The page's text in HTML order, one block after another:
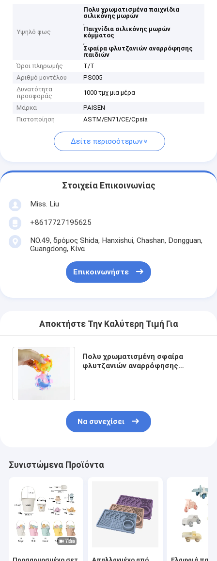
Υψηλό φως
Πολυ χρωματισμένα παιχνίδια
σιλικόνης μωρών
,
Παιχνίδια σιλικόνης μωρών
κόμματος
,
Σφαίρα φλυτζανιών αναρρόφησης
παιδιών
Όροι πληρωμής
T/T
Αριθμό μοντέλου
PS005
Δυνατότητα
προσφοράς
1000 τμχ μια μέρα
Μάρκα
PAISEN
Πιστοποίηση
ASTM/EN71/CE/Cpsia
Δείτε περισσότερων
Στοιχεία Επικοινωνίας
Miss. Liu
+8617727195625
NO.49, δρόμος Shida, Hanxishui, Chashan, Dongguan,
Guangdong, Κίνα
Επικοινωνήστε
Αποκτήστε Την Καλύτερη Τιμή Για
Πολυ χρωματισμένη σφαίρα
φλυτζανιών αναρρόφησης
Να συνεχίσει
Συνιστώμενα Προϊόντα